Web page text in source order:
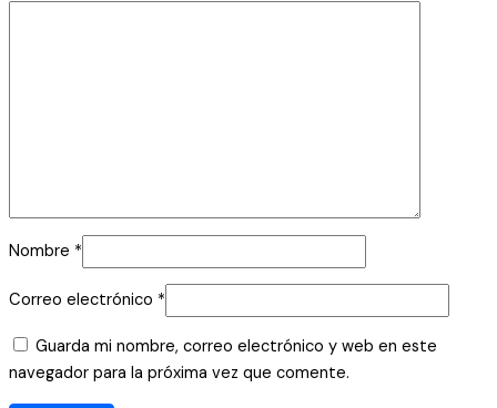
Nombre *
Correo electrónico *
Guarda mi nombre, correo electrónico y web en este
navegador para la próxima vez que comente.